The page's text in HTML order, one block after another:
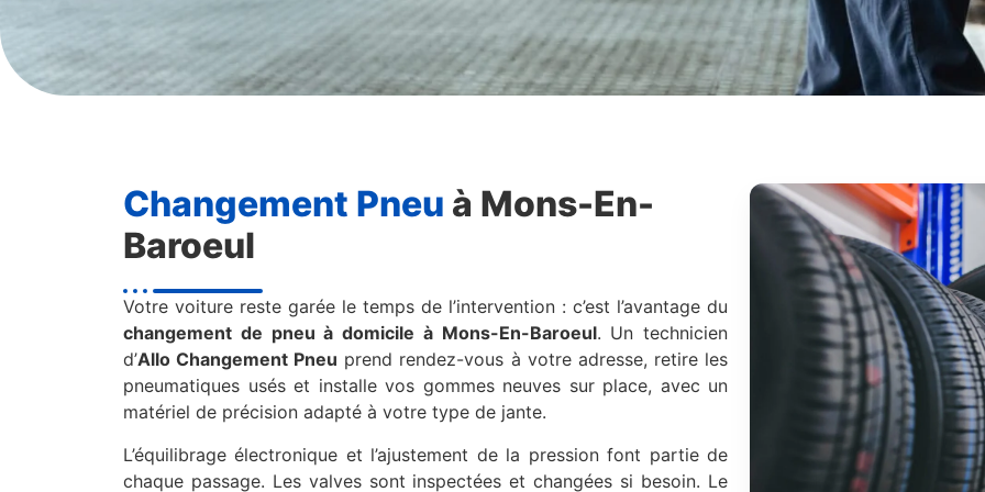
Changement Pneu à Mons-En-
Baroeul
Votre voiture reste garée le temps de l’intervention : c’est l’avantage du
changement de pneu à domicile à Mons-En-Baroeul. Un technicien
d’Allo Changement Pneu prend rendez-vous à votre adresse, retire les
pneumatiques usés et installe vos gommes neuves sur place, avec un
matériel de précision adapté à votre type de jante.
L’équilibrage électronique et l’ajustement de la pression font partie de
chaque passage. Les valves sont inspectées et changées si besoin. Le